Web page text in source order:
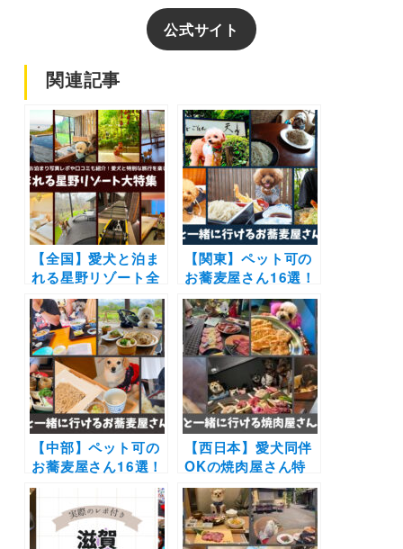
公式サイト
関連記事
【全国】愛犬と泊ま
れる星野リゾート全
42施設大特集！実際
のお泊まり写真レポ
や口コミも | 大切な
ペットと特別な旅行
を楽しもう♪
【関東】ペット可の
お蕎麦屋さん16選！
愛犬同伴店内OKの
お店やこだわりの料
理を犬連れで楽しめ
るお店を紹介（おで
かけレポ付き）
【中部】ペット可の
お蕎麦屋さん16選！
愛犬同伴で店内OK
やドッグラン付きの
お店などご紹介！
（おでかけレポ付
【西日本】愛犬同伴
OKの焼肉屋さん特
集！店内OKや愛犬
用メニューが揃うお
店を厳選